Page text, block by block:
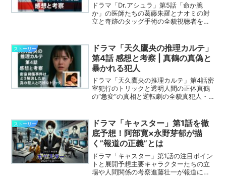
ドラマ「Dr.アシュラ」第5話「命か腕
か」の医師たちの葛藤朱羅とナオミの対
立と奇跡のタッグ手術の全貌視聴者を魅
ストーリー
ドラマ「天久鷹央の推理カルテ」
第4話 感想と考察 | 真鶴の真偽と
暴かれる犯人
ドラマ「天久鷹央の推理カルテ」第4話密
室犯行のトリックと透明人間の正体真鶴
の“急変”の真相と逆転劇の全貌真犯人・
ストーリー
ドラマ「キャスター」第1話を徹
底予想！阿部寛×永野芽郁が描
く”報道の正義”とは
ドラマ「キャスター」第1話の注目ポイン
トと展開予想主要キャラクターたちの立
場や人間関係の考察進藤壮一が報道に巻